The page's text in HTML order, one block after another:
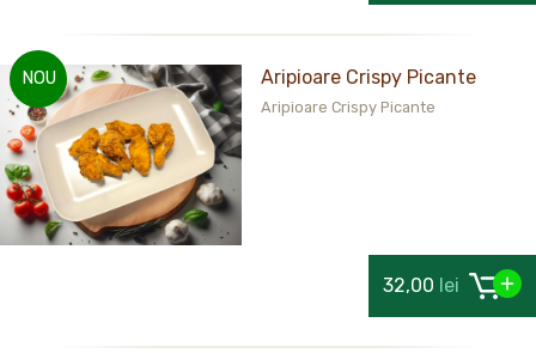
NOU Aripioare Crispy Picante
Aripioare Crispy Picante
32,00 lei